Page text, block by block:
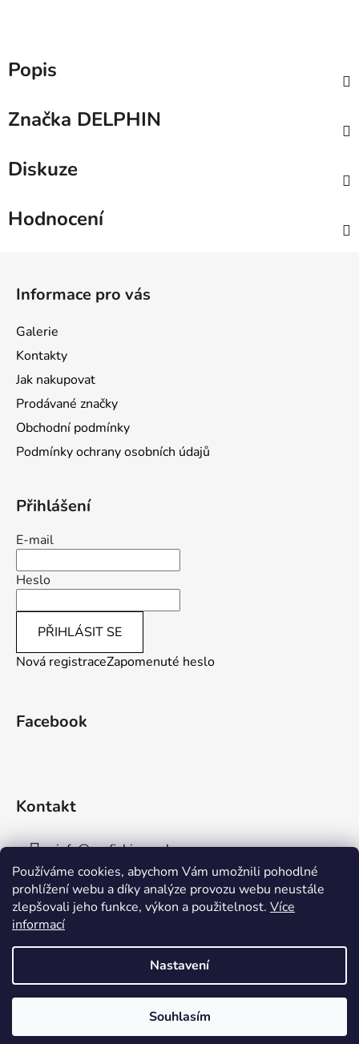
Používáme cookies, abychom Vám umožnili pohodlné
prohlížení webu a díky analýze provozu webu neustále
zlepšovali jeho funkce, výkon a použitelnost. Více
informací
Nastavení
Souhlasím
Popis
Značka DELPHIN
Diskuze
Hodnocení
Informace pro vás
Galerie
Kontakty
Jak nakupovat
Prodávané značky
Obchodní podmínky
Podmínky ochrany osobních údajů
Přihlášení
E-mail
Heslo
PŘIHLÁSIT SE
Nová registraceZapomenuté heslo
Facebook
Kontakt
info@aaafishingpraha.cz
778 011 878
Vytvořil Shoptet
AAA Fishing Praha s.r.o.
práva vyhrazena.